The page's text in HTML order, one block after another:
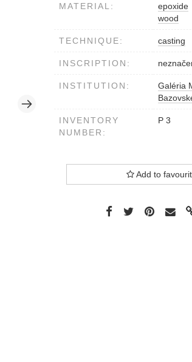
MATERIAL:
epoxide
wood
TECHNIQUE: casting
INSCRIPTION:
INSTITUTION:
Galéria
INVENTORY
NUMBER:
P 3
Add to